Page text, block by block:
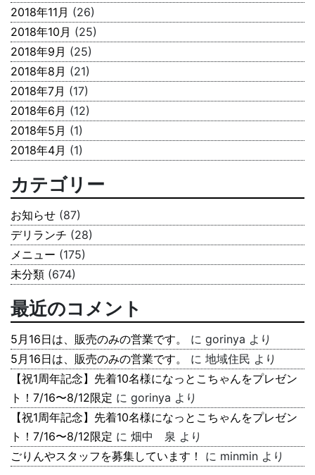
2018年11月 (26)
2018年10月 (25)
2018年9月 (25)
2018年8月 (21)
2018年7月 (17)
2018年6月 (12)
2018年5月 (1)
2018年4月 (1)
カテゴリー
お知らせ (87)
デリランチ (28)
メニュー (175)
未分類 (674)
最近のコメント
5月16日は、販売のみの営業です。 に gorinya より
5月16日は、販売のみの営業です。
に 地域住民 より
【祝1周年記念】先着10名様になっとこちゃんをプレゼン
ト！7/16〜8/12限定 に gorinya より
【祝1周年記念】先着10名様になっとこちゃんをプレゼン
ト！7/16〜8/12限定 に 畑中 泉 より
ごりんやスタッフを募集しています！
に minmin より